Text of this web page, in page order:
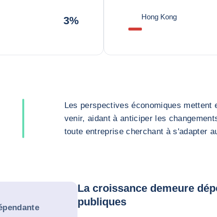
3% Hong Kong
Les perspectives économiques
venir, aidant à anticiper les
toute entreprise cherchant à s'adapter
La croissance demeure
publiques